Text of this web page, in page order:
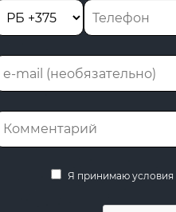
Я принимаю условия